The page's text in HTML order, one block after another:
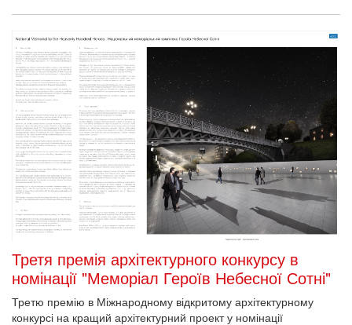
Третя премія архітектурного конкурсу в
номінації "Меморіал Героїв Небесної Сотні"
Третю премію в Міжнародному відкритому архітектурному
конкурсі на кращий архітектурний проект у номінації